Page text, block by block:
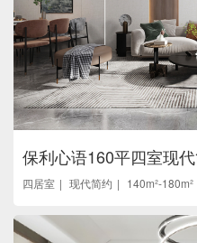
保利心语160平四室现
四居室 现代简约 140m²-180m²